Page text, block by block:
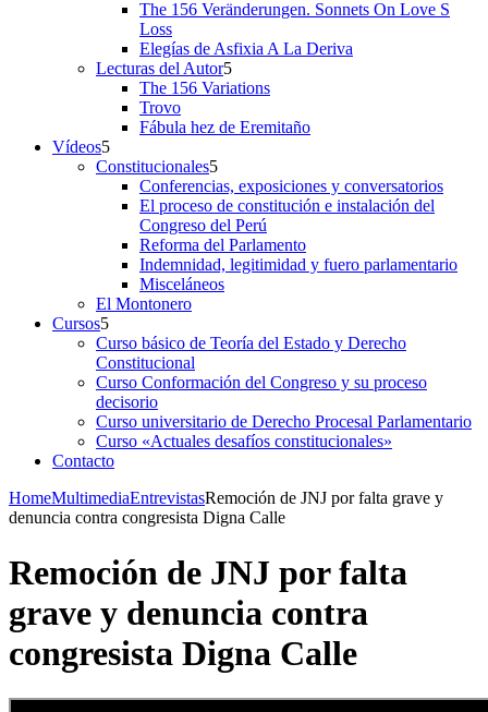
The 156 Veränderungen. Sonnets On Love S
Loss
Elegías de Asfixia A La Deriva
Lecturas del Autor
The 156 Variations
Trovo
Fábula hez de Eremitaño
Vídeos
Constitucionales
Conferencias, exposiciones y conversatorios
El proceso de constitución e instalación del
Congreso del Perú
Reforma del Parlamento
Indemnidad, legitimidad y fuero parlamentario
Misceláneos
El Montonero
Cursos
Curso básico de Teoría del Estado y Derecho
Constitucional
Curso Conformación del Congreso y su proceso
decisorio
Curso universitario de Derecho Procesal Parlamentario
Curso «Actuales desafíos constitucionales»
Contacto
HomeMultimediaEntrevistasRemoción de JNJ por falta grave y
denuncia contra congresista Digna Calle
Remoción de JNJ por falta
grave y denuncia contra
congresista Digna Calle